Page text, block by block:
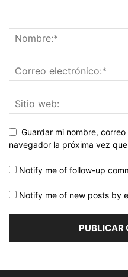
Guardar mi nombre,
navegador la próxima vez
Notify me of follow-up
Notify me of new posts by